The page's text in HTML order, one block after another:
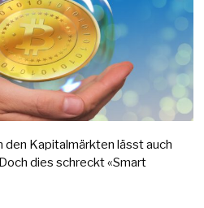
den Kapitalmärkten lässt auch
dies schreckt «Smart